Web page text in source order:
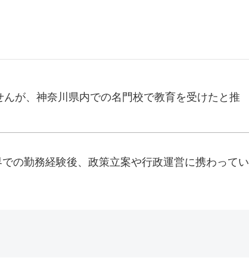
が、神奈川県内での名門校で教育を受けたと推
の勤務経験後、政策立案や行政運営に携わってい